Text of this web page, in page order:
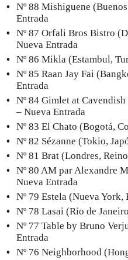
Nº 88 Mishiguene
Entrada
Nº 87 Orfali Bros Bistro
Nueva Entrada
Nº 86 Mikla (Estambul,
Nº 85 Raan Jay Fai
Entrada
Nº 84 Gimlet at
– Nueva Entrada
Nº 83 El Chato (Bogotá,
Nº 82 Sézanne (Tokio,
Nº 81 Brat (Londres,
Nº 80 AM par Alexandre
Nueva Entrada
Nº 79 Estela (Nueva York,
Nº 78 Lasai (Rio de
Nº 77 Table by Bruno
Entrada
Nº 76 Neighborhood